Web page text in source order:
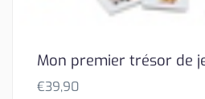
Mon premier trésor de
€39,90